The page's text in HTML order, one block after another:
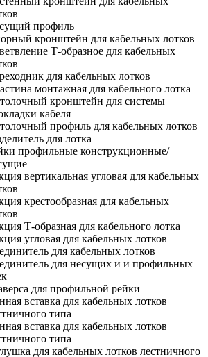
профиль
кронштейн для кабельных лотков
Т-образное для кабельных
для кабельных лотков
монтажная для кабельного лотка
кронштейн для системы
кабеля
профиль для кабельных лотков
для лотка
профильные конструкционные/
вертикальная угловая для кабельных
крестообразная для кабельных
Т-образная для кабельного лотка
угловая для кабельных лотков
для кабельных лотков
для несущих и и профильных
для профильной рейки
вставка для кабельных лотков
типа
вставка для кабельных лотков
типа
для кабельных лотков лестничного